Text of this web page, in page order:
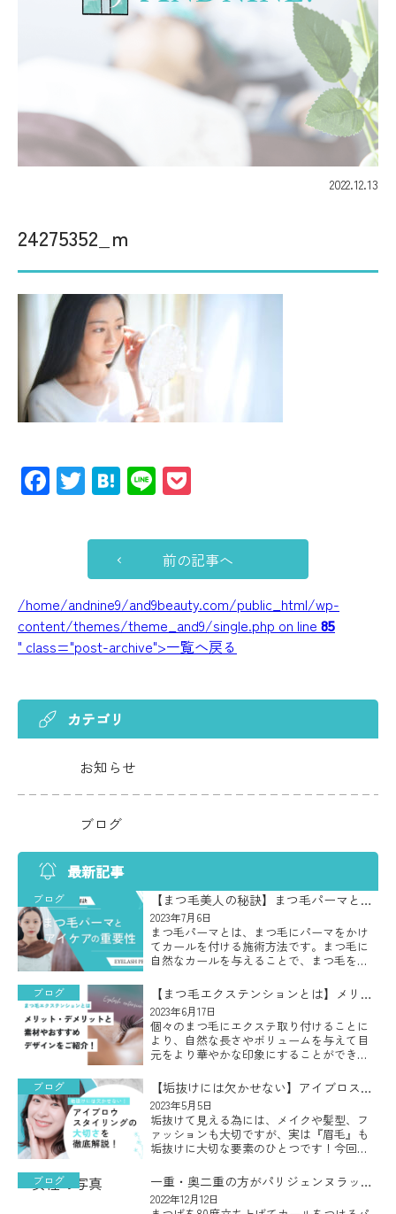
2022.12.13
24275352_m
Facebook
Twitter
Hatena
Line
前の記事へ
/home/andnine9/and9beauty.com/public_html/wp-
content/themes/theme_and9/single.php on line 85
" class="post-archive">一覧へ戻る
カテゴリ
お知らせ
ブログ
最新記事
ブログ
【まつ毛美人の秘訣】まつ毛パーマとア
イケアの重要性
2023年7月6日
まつ毛パーマとは、まつ毛にパーマをかけ
てカールを付ける施術方法です。まつ毛に
自然なカールを与えることで、まつ毛をよ
することができ、カールがついたまつ毛は
目を大きく見せたり、目力をアッ […]
ブログ
【まつ毛エクステンションとは】メリッ
ト・デメリットと素材やおすすめデザイ
ンをご紹介！
2023年6月17日
個々のまつ毛にエクステ取り付けることに
より、自然な長さやボリュームを与えて目
元をより華やかな印象にすることができる
元に似合う素材やデザインが何なのかわか
らないとお悩みの方も多いのでは […]
ブログ
【垢抜けには欠かせない】アイブロスタ
イリングの大切さを徹底解説！
2023年5月5日
垢抜けて見える為には、メイクや髪型、フ
ァッションも大切ですが、実は『眉毛』も
垢抜けに大切な要素のひとつです！今回
重要な要素となる『眉毛』を整える『アイ
ブロウスタイリング』についてご説 […]
ブログ
一重・奥二重の方がパリジェンヌラッシ
ュリフトを受ける際のポイント
2022年12月12日